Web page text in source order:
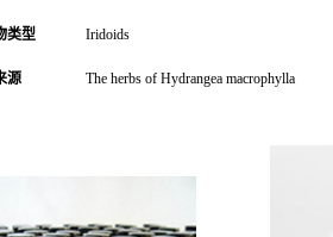
类型 Iridoids
源 The herbs of Hydrangea macrophylla